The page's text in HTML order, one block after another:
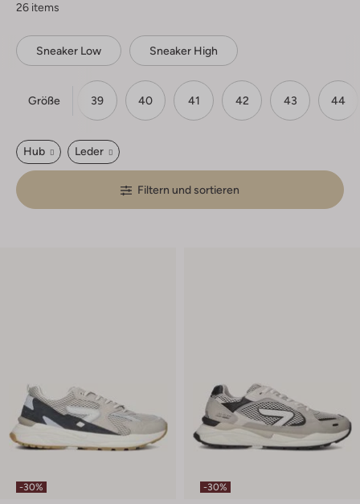
26 items
Sneaker Low Sneaker High
Größe
38 39 40 41 42 43 44
Hub Leder
Filtern und sortieren
-30% -30%